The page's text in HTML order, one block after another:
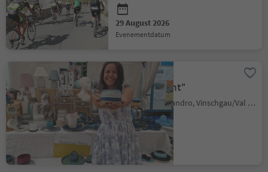
29 August 2026
evenementdatum
Event Market
"SelberGmocht"
Schlanders/Silandro, Vinschgau/Val Venosta
29 August 2026
evenementdatum